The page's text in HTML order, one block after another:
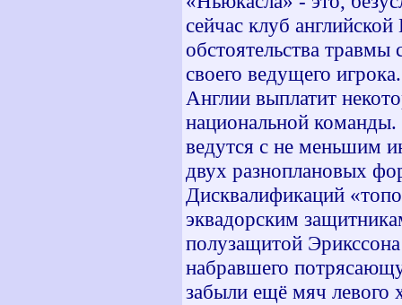
сейчас клуб
обстоятельства травмы
своего ведущего
Англии выплатит
национальной команды.
ведутся с не меньшим
двух разноплановых
Дисквалификаций
эквадорским
полузащитой
набравшего
забыли ещё мяч левого